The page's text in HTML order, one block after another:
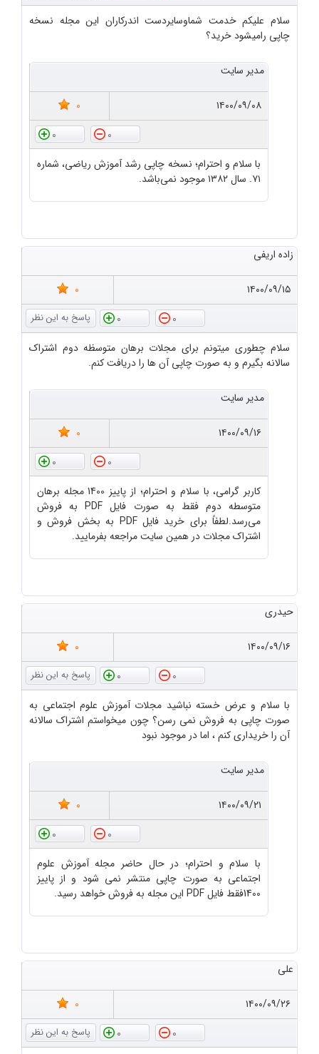
سلام علیکم خدمت شماوسایردست اندرکاران این مجله نسخه
چاپی رامیشود خرید؟
مدیر سایت
۱۴۰۰/۰۹/۰۸
0
0
0
با سلام و احترام؛ نسخه چاپی رشد آموزش ریاضی، شماره
۷۱. سال ۱۳۸۲ موجود نمی‌باشد.
زاده اریفی
۱۴۰۰/۰۹/۱۵
0
0
0
سلام چطوری میتونم برای مجلات برهان متوسظه دوم اشتراک
سالانه بگیرم و به صورت چاپی آن ها را دریافت کنم.
مدیر سایت
۱۴۰۰/۰۹/۱۶
0
0
0
کاربر گرامی، با سلام و احترام؛ از پاییز 1400 مجله برهان
متوسطه دوم فقط به صورت فایل PDF به فروش
می‌رسد.لطفاً برای خرید فایل PDF به بخش فروش و
اشتراک مجلات در همین سایت مراجعه بفرمایید.
حیدری
۱۴۰۰/۰۹/۱۶
0
0
0
با سلام و عرض خسته نباشید مجلات آموزش علوم اجتماعی به
صورت چاپی به فروش نمی رسن؟ چون میخواستم اشتراک سالانه
آن را خریداری کنم ، اما در موجود نبود
مدیر سایت
۱۴۰۰/۰۹/۲۱
0
0
0
با سلام و احترام؛ در حال حاضر مجله آموزش علوم
اجتماعی به صورت چاپی منتشر نمی شود و از پاییز
1400فقط فایل PDF این مجله به فروش خواهد رسید.
علی
۱۴۰۰/۰۹/۲۶
0
0
0